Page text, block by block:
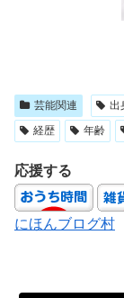
芸能関連 出
経歴
年齢
応援する
にほんブログ村